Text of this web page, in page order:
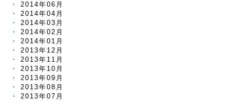
2014年06月
2014年04月
2014年03月
2014年02月
2014年01月
2013年12月
2013年11月
2013年10月
2013年09月
2013年08月
2013年07月